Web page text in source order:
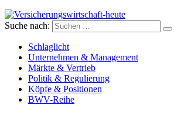
Versicherungswirtschaft-heute
Suche nach:
Schlaglicht
Unternehmen & Management
Märkte & Vertrieb
Politik & Regulierung
Köpfe & Positionen
BWV-Reihe